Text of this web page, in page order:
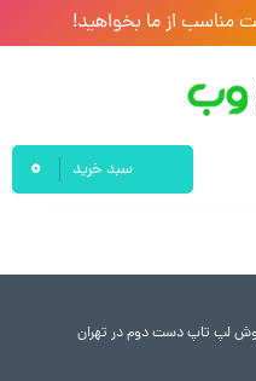
مناسب از ما بخواهید!
سبد خرید 0
لپ تاپ دست دوم در تهران